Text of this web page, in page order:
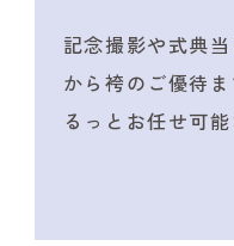
記念撮影や式典当
から袴のご優待
るっとお任せ可能